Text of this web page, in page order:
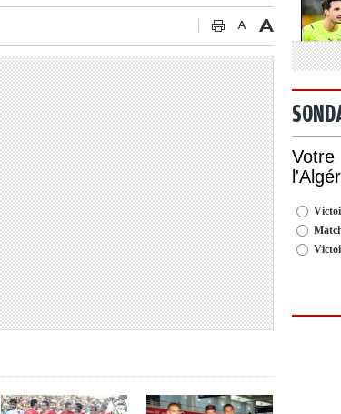
Votre